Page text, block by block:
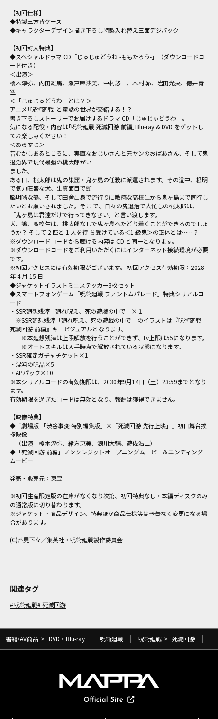
【初回仕様】
◆特製三方背ケース
◆キャラクターデザイン描き下ろし特製入れ替え三面デジパック
【初回封入特典】
◆スペシャルドラマ CD「じゅじゅどうわ -ももたろう-」（ダウンロードコ
ード付き）
＜出演＞
榎木淳弥、内田雄馬、瀬戸麻沙美、中村悠一、木村 昴、岩田光央、徳井青
空
＜「じゅじゅどうわ」とは？＞
アニメ｢呪術廻戦｣と童話の世界が交錯する！？
書き下ろしストーリーでお届けするドラマ CD「じゅじゅどうわ」。
気になる配役・内容は｢呪術廻戦 死滅回游 前編｣Blu-ray & DVD をゲットし
てお楽しみください！
＜あらすじ＞
昔むかしあるところに、実直なおじいさんと元ヤンのおばあさん、そして鬼
退治界で現代最強の桃太郎がい
ました。
ある日、桃太郎は鬼の巣窟・鬼ヶ島の任務に派遣されます。その道中、根明
で気力旺盛な犬、生真面目で頭
脳明晰な鵺、そして田舎出身で流行りに敏感な高校生から鬼ヶ島まで同行し
たいとお願いされました。そこ で、日々の鬼退治で大忙しの桃太郎は、
「鬼ヶ島は君達だけで行ってきなさい」と言い渡します。
犬、鵺、高校生は、桃太郎なしで鬼ヶ島へたどり着くことができるのでしょ
うか？ そして 2 匹と 1 人を待 ち受けている＜1 級鬼＞の正体とは……？
※ダウンロードコードから聴ける内容は CD と同一となります。
※ダウンロードコードをご利用いただくにはインターネット接続環境が必要
です。
※初回アクセスには有効期限がございます。 初回アクセス有効期限：2028
年 4 月 15 日
◆ジャケットイラストミニステッカー3枚セット
◆スマートフォンゲーム「呪術廻戦 ファントムパレード」特典シリアルコ
ード
・SSR廻想残滓「廻れ呪え、死の遊戯の中で」×１
※SSR廻想残滓「廻れ呪え、死の遊戯の中で」のイラストは『呪術廻戦
死滅回游 前編』キービジュアルとなります。
※本廻想残滓は上限解放を行うことができず、Lv上限は55になります。
※オートスキルは入手時点で解放されている状態になります。
・SSR確定ガチャチケット×1
・混沌の呪晶×5
・APパック×10
※本シリアルコードの有効期限は、2030年9月14日（土）23:59までとなり
ます。
有効期限を過ぎたコードは無効となり、報酬は獲得できません。
【映像特典】
◆『劇場版 「渋谷事変 特別編集版」×「死滅回游 先行上映」』初日舞台挨
拶映像
（出演：榎木淳弥、緒方恵美、浪川大輔、遊佐浩二）
◆「死滅回游 前編」ノンクレジットオープニングムービー＆エンディング
ムービー
発売・販売元：東宝
※初回生産限定版の在庫がなくなり次第、初回特典なし・本編ディスクのみ
の通常版に切り替わります。
※ジャケット・商品デザイン、特典ほか商品仕様等は予告なく変更になる場
合があります。
(C)芥見下々／集英社・呪術廻戦製作委員会
関連タグ
呪術廻戦 死滅回游
書籍/AV商品 > DVD・Blu-ray 呪術廻戦 呪術廻戦 > 死滅回游